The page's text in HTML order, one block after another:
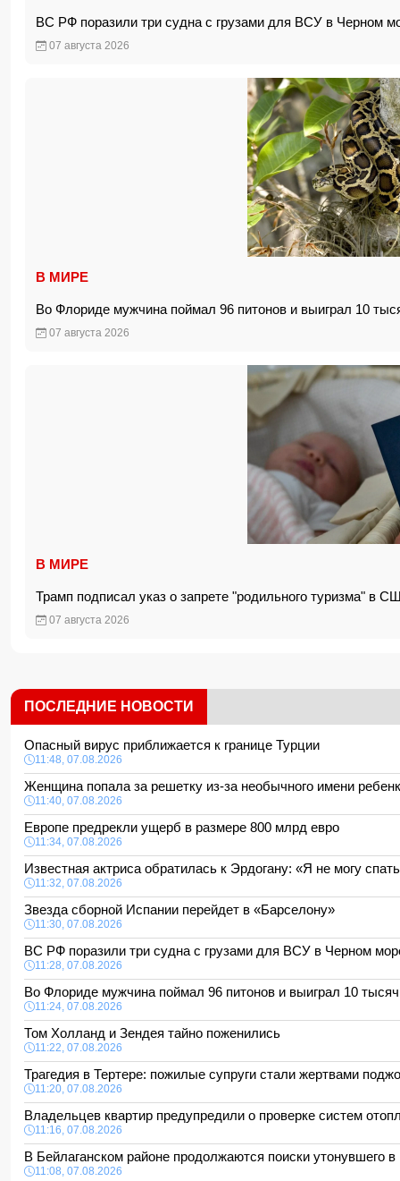
ВС РФ поразили три судна с грузами для ВСУ в Черном
07 августа 2026
В МИРЕ
Во Флориде мужчина поймал 96 питонов и выиграл 10
07 августа 2026
В МИРЕ
Трамп подписал указ о запрете "родильного туризма" в
07 августа 2026
ПОСЛЕДНИЕ НОВОСТИ
Опасный вирус приближается к границе Турции
11:48, 07.08.2026
Женщина попала за решетку из-за необычного имени
11:40, 07.08.2026
Европе предрекли ущерб в размере 800 млрд евро
11:34, 07.08.2026
Известная актриса обратилась к Эрдогану: «Я не могу
11:32, 07.08.2026
Звезда сборной Испании перейдет в «Барселону»
11:30, 07.08.2026
ВС РФ поразили три судна с грузами для ВСУ в Черном
11:28, 07.08.2026
Во Флориде мужчина поймал 96 питонов и выиграл 10
11:24, 07.08.2026
Том Холланд и Зендея тайно поженились
11:22, 07.08.2026
Трагедия в Тертере: пожилые супруги стали жертвами
11:20, 07.08.2026
Владельцев квартир предупредили о проверке систем
11:16, 07.08.2026
В Бейлаганском районе продолжаются поиски утонувшего
11:08, 07.08.2026